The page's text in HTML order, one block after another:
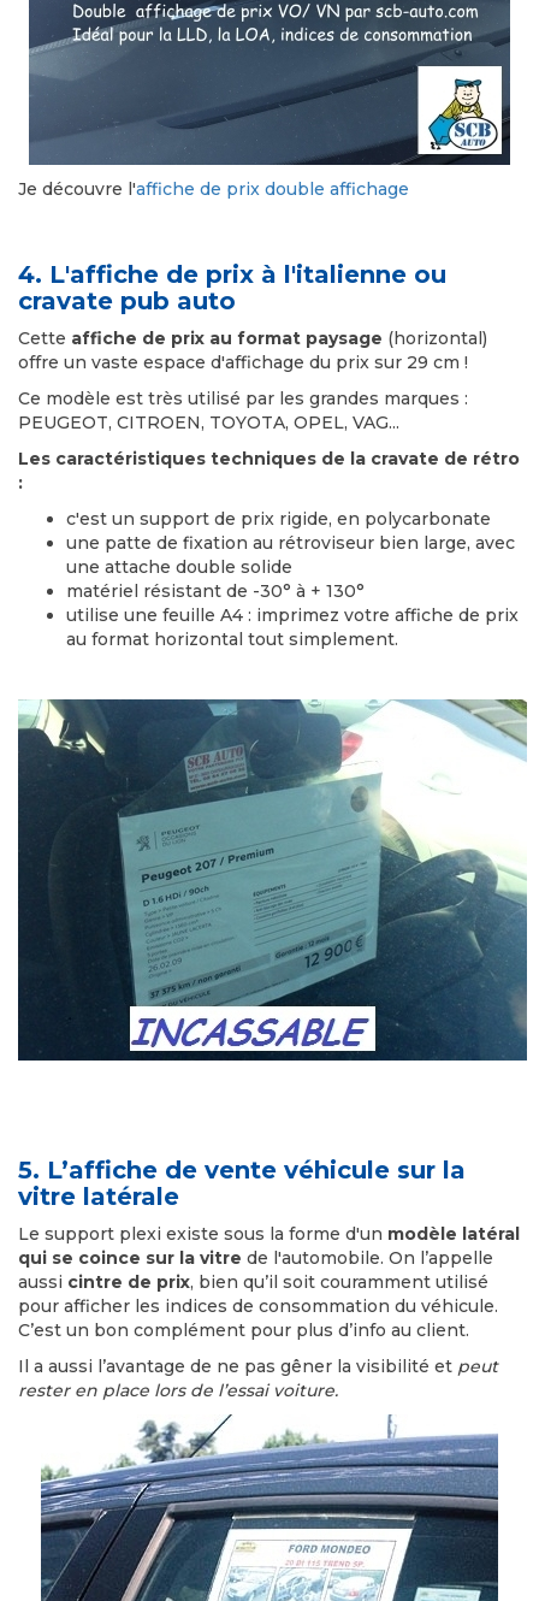
Je découvre l'affiche de prix double affichage
4. L'affiche de prix à l'italienne ou
cravate pub auto
Cette affiche de prix au format paysage (horizontal)
offre un vaste espace d'affichage du prix sur 29 cm !
Ce modèle est très utilisé par les grandes marques :
PEUGEOT, CITROEN, TOYOTA, OPEL, VAG...
Les caractéristiques techniques de la cravate de rétro
:
c'est un support de prix rigide, en polycarbonate
une patte de fixation au rétroviseur bien large, avec
une attache double solide
matériel résistant de -30° à + 130°
utilise une feuille A4 : imprimez votre affiche de prix
au format horizontal tout simplement.
5. L’affiche de vente véhicule sur la
vitre latérale
Le support plexi existe sous la forme d'un modèle latéral
qui se coince sur la vitre de l'automobile. On l’appelle
aussi cintre de prix, bien qu’il soit couramment utilisé
pour afficher les indices de consommation du véhicule.
C’est un bon complément pour plus d’info au client.
Il a aussi l’avantage de ne pas gêner la visibilité et peut
rester en place lors de l’essai voiture.